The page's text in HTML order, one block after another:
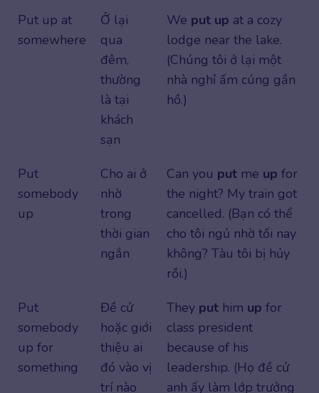
Put up at
somewhere
Ở lại
qua
đêm,
thường
là tại
khách
sạn
We put up at a cozy
lodge near the lake.
(Chúng tôi ở lại một
nhà nghỉ ấm cúng gần
hồ.)
Put
somebody
up
Cho ai ở
nhờ
trong
thời gian
ngắn
Can you put me up for
the night? My train got
cancelled. (Bạn có thể
cho tôi ngủ nhờ tối nay
không? Tàu tôi bị hủy
rồi.)
Put
somebody
up for
something
Đề cử
hoặc giới
thiệu ai
đó vào vị
trí nào
They put him up for
class president
because of his
leadership. (Họ đề cử
anh ấy làm lớp trưởng